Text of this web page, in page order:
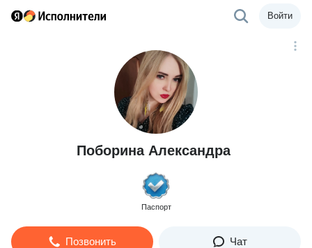
Войти
Поборина Александра
Паспорт
Позвонить Чат